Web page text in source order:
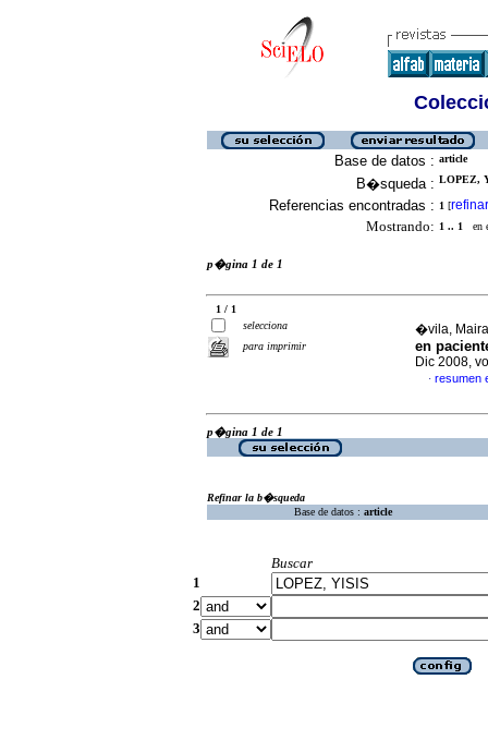
Base de datos : article
B�squeda : LOPEZ,
Referencias encontradas : 1 [refinar
Mostrando: 1 .. 1 en
p�gina 1 de 1
1 / 1
selecciona
para imprimir
�vila,
en
Dic 2008,
· resumen
p�gina 1 de 1
Refinar la b�squeda
Base de datos : article
Buscar
1
2
3